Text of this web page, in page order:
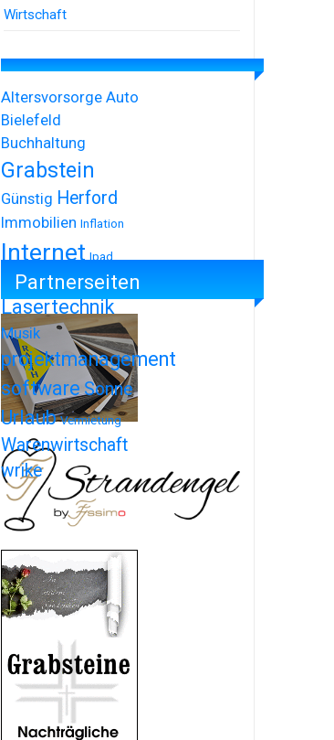
Wirtschaft
Altersvorsorge Auto
Bielefeld
Buchhaltung
Grabstein
Günstig Herford
Immobilien Inflation
Internet Ipad
Iphone
Lasertechnik
Musik
projektmanagement
softwareSonne
Urlaub Vermietung
Warenwirtschaft
wrike
Partnerseiten